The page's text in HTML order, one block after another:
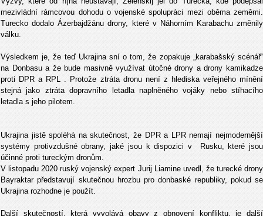
mezivládní rámcovou dohodu o vojenské spolupráci mezi oběma zeměmi.
Turecko dodalo Ázerbajdžánu drony, které v Náhorním Karabachu změnily
válku.
Výsledkem je, že teď Ukrajina sní o tom, že zopakuje „karabašský scénář“
na Donbasu a že bude masivně využívat útočné drony a drony kamikadze
proti DPR a RPL . Protože ztráta dronu není z hlediska veřejného mínění
stejná jako ztráta dopravního letadla naplněného vojáky nebo stíhacího
letadla s jeho pilotem.
Ukrajina jistě spoléhá na skutečnost, že DPR a LPR nemají nejmodernější
systémy protivzdušné obrany, jaké jsou k dispozici v Rusku, které jsou
účinné proti tureckým dronům.
V listopadu 2020 ruský vojenský expert Jurij Liamine uvedl, že turecké drony
Bayraktar představují skutečnou hrozbu pro donbaské republiky, pokud se
Ukrajina rozhodne je použít.
Další skutečností, která vyvolává obavy z obnovení konfliktu, je další